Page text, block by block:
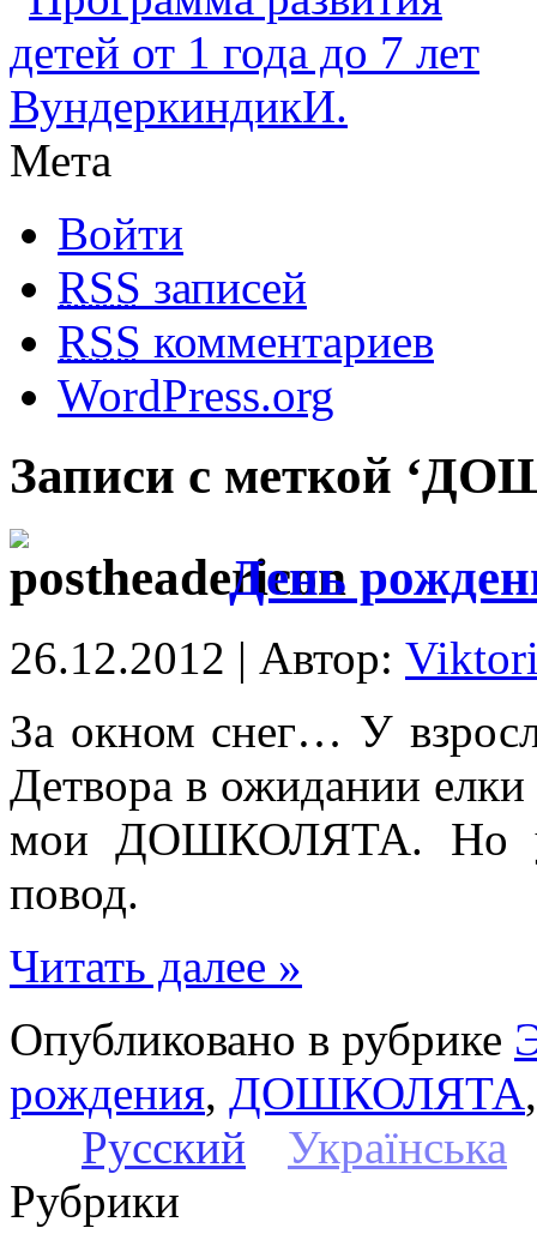
Мета
Войти
RSS записей
RSS комментариев
WordPress.org
Записи с меткой
День
26.12.2012 | Автор:
За окном снег… У
Детвора в ожидании
мои ДОШКОЛЯТА. Но у
повод.
Читать далее »
Опубликовано в рубрике
рождения, ДОШКОЛЯТА
Русский
Українська
Рубрики